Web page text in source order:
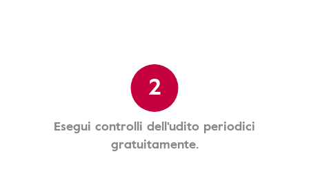
2
Esegui controlli dell'udito periodici
gratuitamente.